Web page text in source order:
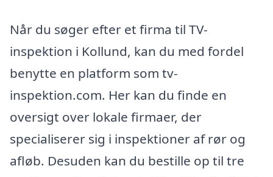
Når du søger efter et firma til TV-
inspektion i Kollund, kan du med fordel
benytte en platform som tv-
inspektion.com. Her kan du finde en
oversigt over lokale firmaer, der
specialiserer sig i inspektioner af rør og
afløb. Desuden kan du bestille op til tre